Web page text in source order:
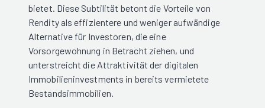
bietet. Diese Subtilität betont die Vorteile von
Rendity als effizientere und weniger aufwändige
Alternative für Investoren, die eine
Vorsorgewohnung in Betracht ziehen, und
unterstreicht die Attraktivität der digitalen
Immobilieninvestments in bereits vermietete
Bestandsimmobilien.